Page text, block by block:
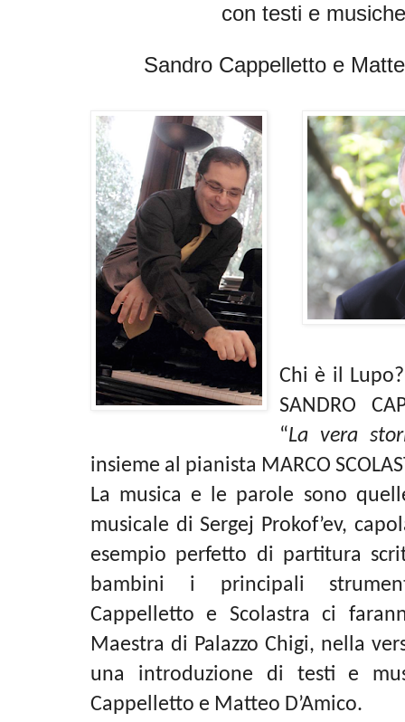
con testi e
Sandro Cappelletto e
Chi è il
SANDRO
“La vera
insieme al pianista MARCO
La musica e le parole sono
musicale di Sergej Prokof’ev,
esempio perfetto di partitura
bambini i principali
Cappelletto e Scolastra ci
Maestra di Palazzo Chigi, nella
una introduzione di testi e
Cappelletto e Matteo D’Amico.